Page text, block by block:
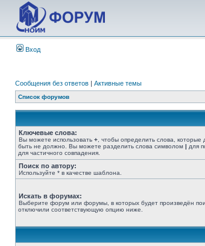
Вход
Сообщения без ответов | Активные темы
Список форумов
Ключевые слова:
Вы можете использовать + , чтобы определить слова,
быть не должно. Вы можете разделить слова символом | для
для частичного совпадения.
Поиск по автору:
Используйте * в качестве шаблона.
Искать в форумах:
Выберите форум или форумы, в которых будет произведён
отключили соответствующую опцию ниже.